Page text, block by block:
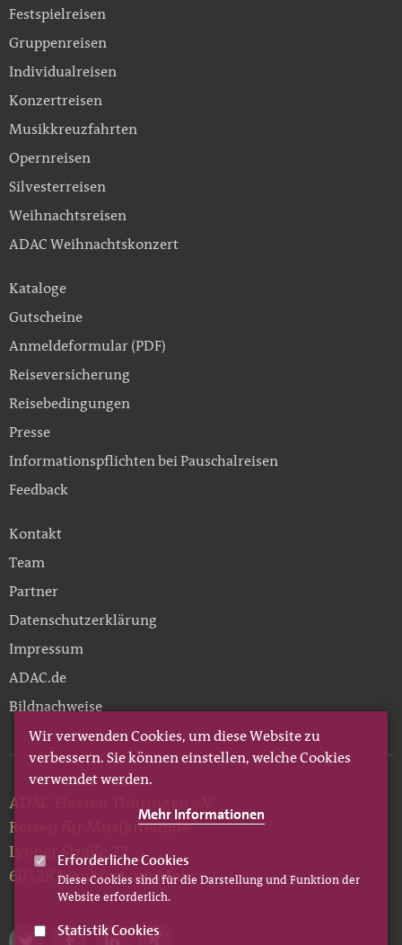
Festspielreisen
Gruppenreisen
Individualreisen
Konzertreisen
Musikkreuzfahrten
Opernreisen
Silvesterreisen
Weihnachtsreisen
ADAC Weihnachtskonzert
Kataloge
Gutscheine
Anmeldeformular (PDF)
Reiseversicherung
Reisebedingungen
Presse
Informationspflichten bei Pauschalreisen
Feedback
Kontakt
Team
Partner
Datenschutzerklärung
Impressum
ADAC.de
Bildnachweise
ADAC Hessen Thüringen e.V.
Reisen für Musikfreunde
Lyoner Straße 22
60528 Frankfurt am Main
Wir verwenden Cookies, um diese Website zu
verbessern. Sie können einstellen, welche Cookies
verwendet werden.
Mehr Informationen
Erforderliche Cookies
Diese Cookies sind für die Darstellung und Funktion der
Website erforderlich.
Statistik Cookies